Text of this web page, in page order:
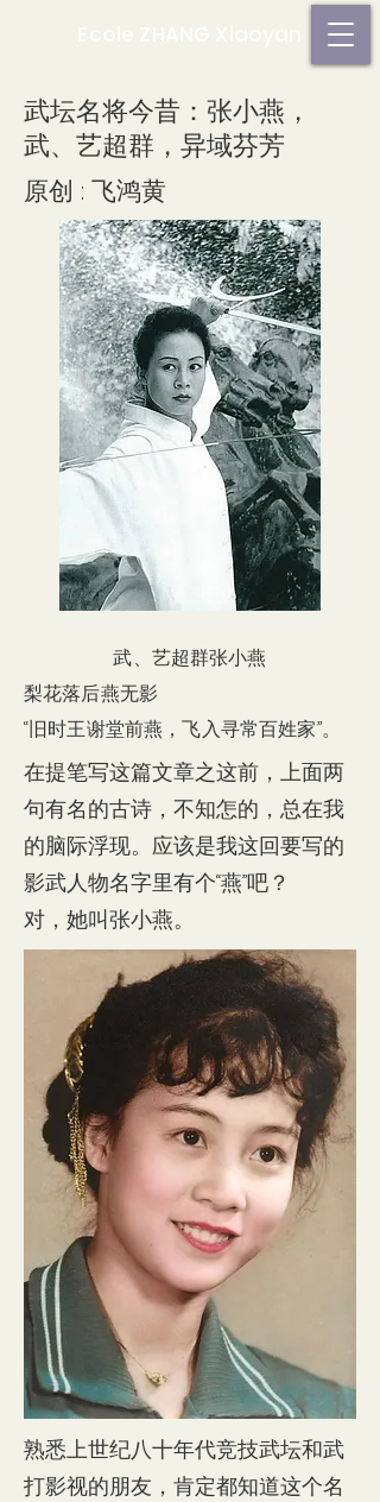
武坛名将今昔：张小燕，
武、艺超群，异域芬芳
原创 : 飞鸿黄
武、艺超群张小燕
梨花落后燕无影
“旧时王谢堂前燕，飞入寻常百姓家”。
在提笔写这篇文章之这前，上面两
句有名的古诗，不知怎的，总在我
的脑际浮现。应该是我这回要写的
影武人物名字里有个“燕”吧？
对，她叫张小燕。
熟悉上世纪八十年代竞技武坛和武
打影视的朋友，肯定都知道这个名